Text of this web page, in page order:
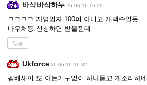
바삭바삭하누 26-06-16 15:09
ㅋㅋㅋㅋ 자영업자 100퍼 아니고 개백수일듯
바우처등 신청하면 받을껀데
답글
Ukforce 26-06-16 16:32
펨베새끼 또 아는거ㅜ없이 하나듣고 개소리하네